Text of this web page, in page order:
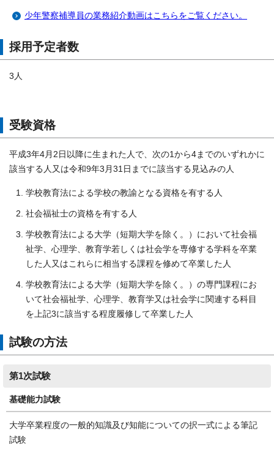
少年警察補導員の業務紹介動画はこちらをご覧ください。
採用予定者数
3人
受験資格
平成3年4月2日以降に生まれた人で、次の1から4までのいずれかに
該当する人又は令和9年3月31日までに該当する見込みの人
学校教育法による学校の教諭となる資格を有する人
社会福祉士の資格を有する人
学校教育法による大学（短期大学を除く。）において社会福
祉学、心理学、教育学若しくは社会学を専修する学科を卒業
した人又はこれらに相当する課程を修めて卒業した人
学校教育法による大学（短期大学を除く。）の専門課程にお
いて社会福祉学、心理学、教育学又は社会学に関連する科目
を上記3に該当する程度履修して卒業した人
試験の方法
第1次試験
基礎能力試験
大学卒業程度の一般的知識及び知能についての択一式による筆記
試験